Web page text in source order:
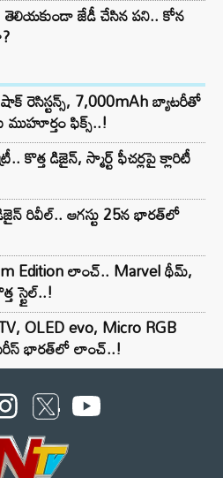
తెలియకుండా జేడీ చేసిన పని.. కోన
రెసిస్టన్స్, 7,000mAh బ్యాటరీతో
ఫిక్స్..!
కొత్త డిజైన్, స్మార్ట్ ఫీచర్లపై క్లారిటీ
రివీల్.. ఆగస్టు 25న భారత్‌లో
Edition లాంచ్.. Marvel థీమ్,
స్టైల్..!
OLED evo, Micro RGB
భారత్‌లో లాంచ్..!